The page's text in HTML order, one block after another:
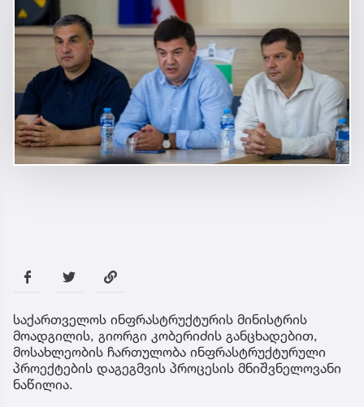
საქართველოს ინფრასტრუქტურის მინისტრის
მოადგილის, გიორგი კობერიძის განცხადებით,
მოსახლეობის ჩართულობა ინფრასტრუქტურული
პროექტების დაგეგმვის პროცესის მნიშვნელოვანი
ნაწილია.